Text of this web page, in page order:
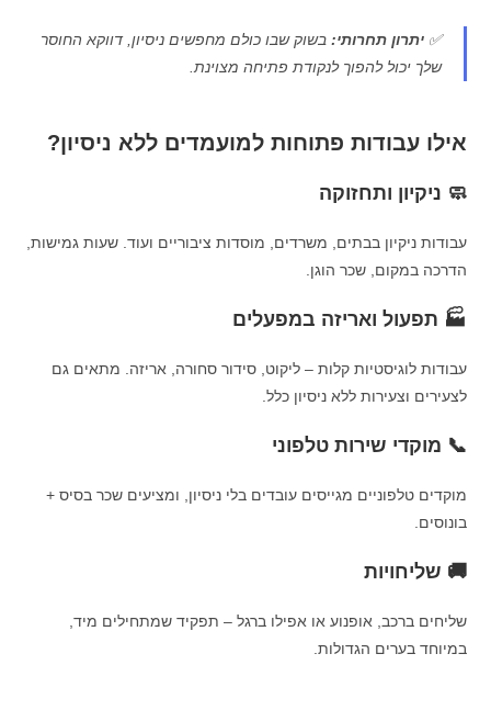
✅יתרון תחרותי: בשוק שבו כולם מחפשים ניסיון, דווקא החוסר
שלך יכול להפוך לנקודת פתיחה מצוינת.
אילו עבודות פתוחות למועמדים ללא ניסיון?
🧼 ניקיון ותחזוקה
עבודות ניקיון בבתים, משרדים, מוסדות ציבוריים ועוד. שעות גמישות,
הדרכה במקום, שכר הוגן.
🏭 תפעול ואריזה במפעלים
עבודות לוגיסטיות קלות – ליקוט, סידור סחורה, אריזה. מתאים גם
לצעירים וצעירות ללא ניסיון כלל.
📞 מוקדי שירות טלפוני
מוקדים טלפוניים מגייסים עובדים בלי ניסיון, ומציעים שכר בסיס +
בונוסים.
🚚 שליחויות
שליחים ברכב, אופנוע או אפילו ברגל – תפקיד שמתחילים מיד,
במיוחד בערים הגדולות.